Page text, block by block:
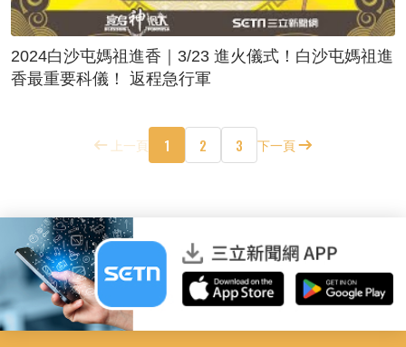
2024白沙屯媽祖進香｜3/23 進火儀式！白沙屯媽祖進
香最重要科儀！ 返程急行軍
上一頁 1 2 3 下一頁